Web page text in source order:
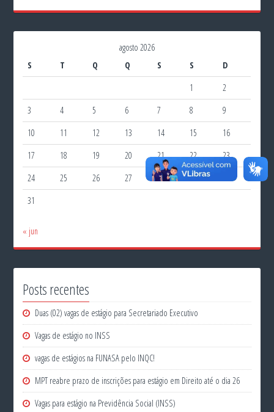
agosto 2026
S
T Q Q S S
D
1
2
3
4 5 6 7 8
9
10
11 12 13 14 15
16
17
18 19 20 21 22
23
24
25 26 27 28 29
31
« jun
Posts recentes
Duas (02) vagas de estágio para Secretariado Executivo
Vagas de estágio no INSS
vagas de estágios na FUNASA pelo INQC!
MPT reabre prazo de inscrições para estágio em Direito até o dia 26
Vagas para estágio na Previdência Social (INSS)